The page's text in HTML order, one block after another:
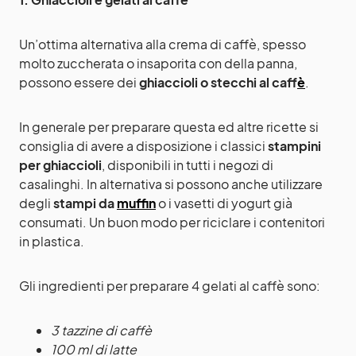
Un’ottima alternativa alla crema di caffè, spesso
molto zuccherata o insaporita con della panna,
possono essere deighiaccioli o stecchi alcaffè.
In generale per preparare questa ed altre ricette si
consiglia di avere a disposizione i classicistampini
per ghiaccioli, disponibili in tutti i negozi di
casalinghi. In alternativa si possono anche utilizzare
deglistampi damuffino i vasetti di yogurt già
consumati. Un buon modo per riciclare i contenitori
in plastica.
Gli ingredienti per preparare 4 gelati al caffè sono:
3 tazzine di caffè
100 ml di latte